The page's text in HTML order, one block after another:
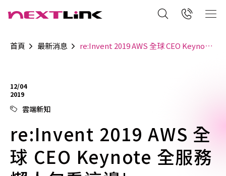
首頁 最新消息 re:Invent 2019 AWS 全球 CEO Keynote 全服務懶人包看這邊!
12/04
2019
雲端新知
re:Invent 2019 AWS 全
球 CEO Keynote 全服務